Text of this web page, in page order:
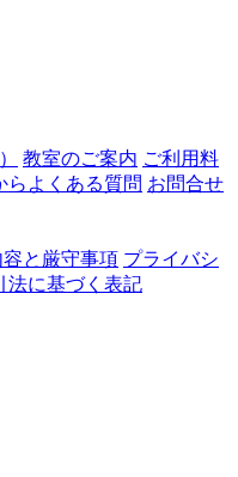
教室のご案内 ご利用料
らよくある質問 お問合せ
と厳守事項 プライバシ
法に基づく表記